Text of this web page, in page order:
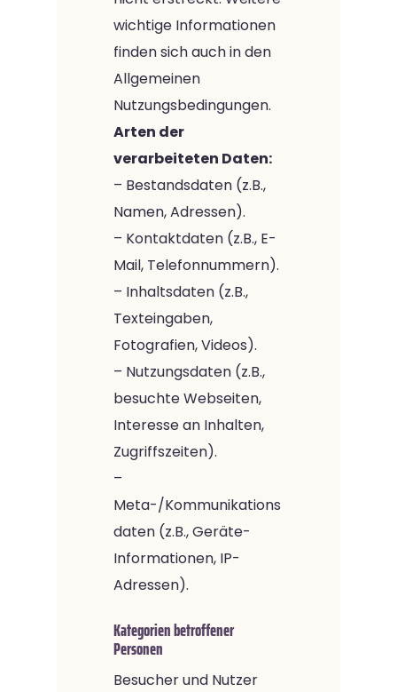
wichtige Informationen
finden sich auch in den
Allgemeinen
Nutzungsbedingungen.
Arten der
verarbeiteten Daten:
– Bestandsdaten (z.B.,
Namen, Adressen).
– Kontaktdaten (z.B., E-
Mail, Telefonnummern).
– Inhaltsdaten (z.B.,
Texteingaben,
Fotografien, Videos).
– Nutzungsdaten (z.B.,
besuchte Webseiten,
Interesse an Inhalten,
Zugriffszeiten).
–
Meta-/Kommunikations
daten (z.B., Geräte-
Informationen, IP-
Adressen).
Kategorien betroffener
Personen
Besucher und Nutzer